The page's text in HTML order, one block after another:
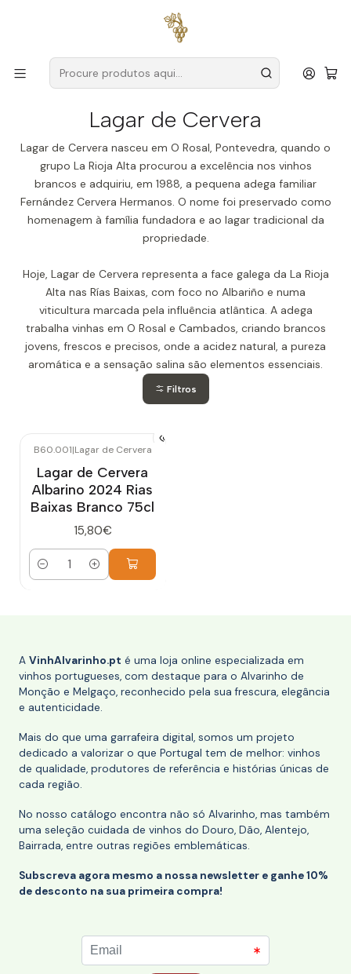
para encomendas a partir de
Produtores Espanha
Rias Baixas
Lagar de Cervera
Lagar de Cervera
Lagar de Cervera nasceu em O Rosal, Pontevedra, quando o
grupo La Rioja Alta procurou a excelência nos vinhos
brancos e adquiriu, em 1988, a pequena adega familiar
Fernández Cervera Hermanos. O nome foi preservado como
homenagem à família fundadora e ao lagar tradicional da
propriedade.
Hoje, Lagar de Cervera representa a face galega da La Rioja
Alta nas Rías Baixas, com foco no Albariño e numa
viticultura marcada pela influência atlântica. A adega
trabalha vinhas em O Rosal e Cambados, criando brancos
jovens, frescos e precisos, onde a acidez natural, a pureza
aromática e a sensação salina são elementos essenciais.
Filtros
B60.001|Lagar de Cervera
Lagar de Cervera
Albarino 2024 Rias
Baixas Branco 75cl
15,80€
Quantidade
A VinhAlvarinho.pt é uma loja online especializada em
vinhos portugueses, com destaque para o Alvarinho de
Monção e Melgaço, reconhecido pela sua frescura, elegância
e autenticidade.
Mais do que uma garrafeira digital, somos um projeto
dedicado a valorizar o que Portugal tem de melhor: vinhos
de qualidade, produtores de referência e histórias únicas de
cada região.
No nosso catálogo encontra não só Alvarinho, mas também
uma seleção cuidada de vinhos do Douro, Dão, Alentejo,
Bairrada, entre outras regiões emblemáticas.
Subscreva agora mesmo a nossa newsletter e ganhe 10%
de desconto na sua primeira compra!